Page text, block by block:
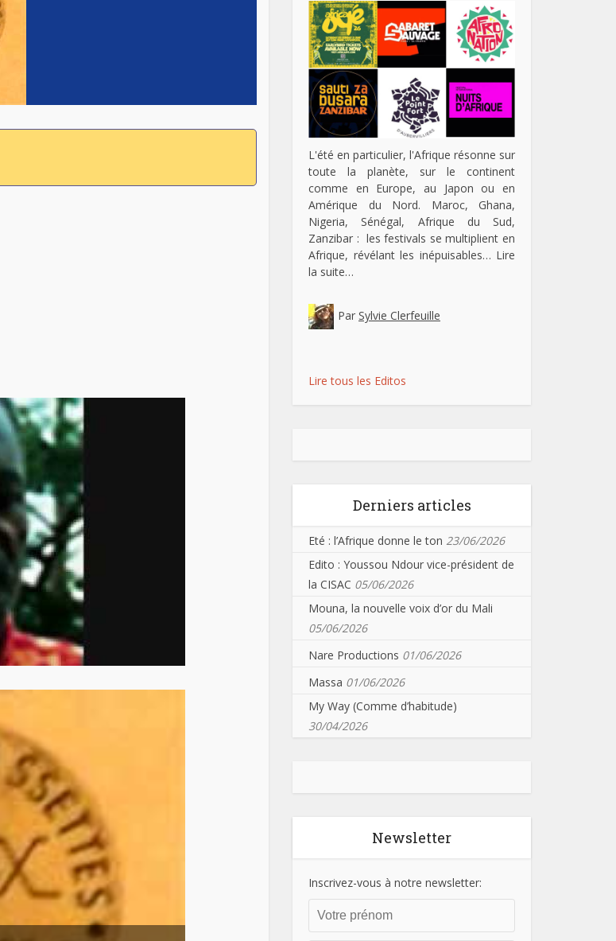
L'été en particulier, l'Afrique résonne sur
toute la planète, sur le continent
comme en Europe, au Japon ou en
Amérique du Nord. Maroc, Ghana,
Nigeria, Sénégal, Afrique du Sud,
Zanzibar : les festivals se multiplient en
Afrique, révélant les inépuisables… Lire
la suite…
Par Sylvie Clerfeuille
Lire tous les Editos
Derniers articles
Eté : l’Afrique donne le ton 23/06/2026
Edito : Youssou Ndour vice-président de
la CISAC 05/06/2026
Mouna, la nouvelle voix d’or du Mali
05/06/2026
Nare Productions 01/06/2026
Massa 01/06/2026
My Way (Comme d’habitude)
30/04/2026
Newsletter
Inscrivez-vous à notre newsletter: